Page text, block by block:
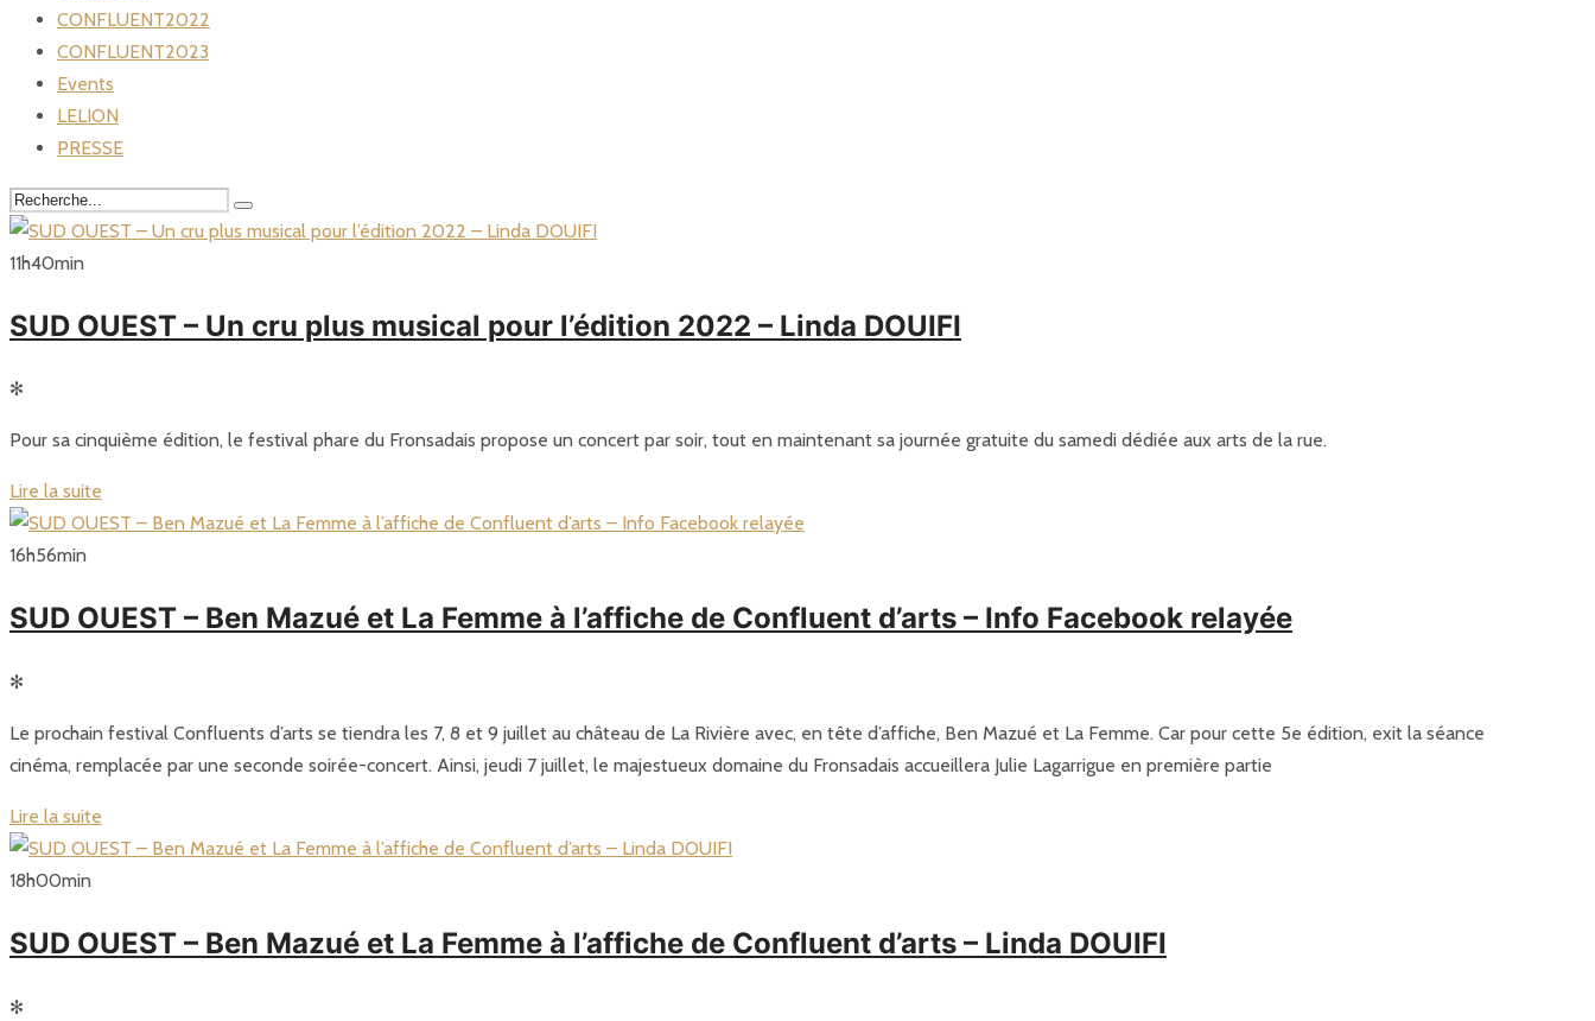
CONFLUENT2022
CONFLUENT2023
Events
LELION
PRESSE
11h40min
SUD OUEST – Un cru plus musical pour l’édition 2022 – Linda DOUIFI
✻
Pour sa cinquième édition, le festival phare du Fronsadais propose un concert par soir, tout en maintenant sa journée gratuite du samedi dédiée aux arts de la rue.
Lire la suite
16h56min
SUD OUEST – Ben Mazué et La Femme à l’affiche de Confluent d’arts – Info Facebook relayée
✻
Le prochain festival Confluents d’arts se tiendra les 7, 8 et 9 juillet au château de La Rivière avec, en tête d’affiche, Ben Mazué et La Femme. Car pour cette 5e édition, exit la séance
cinéma, remplacée par une seconde soirée-concert. Ainsi, jeudi 7 juillet, le majestueux domaine du Fronsadais accueillera Julie Lagarrigue en première partie
Lire la suite
18h00min
SUD OUEST – Ben Mazué et La Femme à l’affiche de Confluent d’arts – Linda DOUIFI
✻